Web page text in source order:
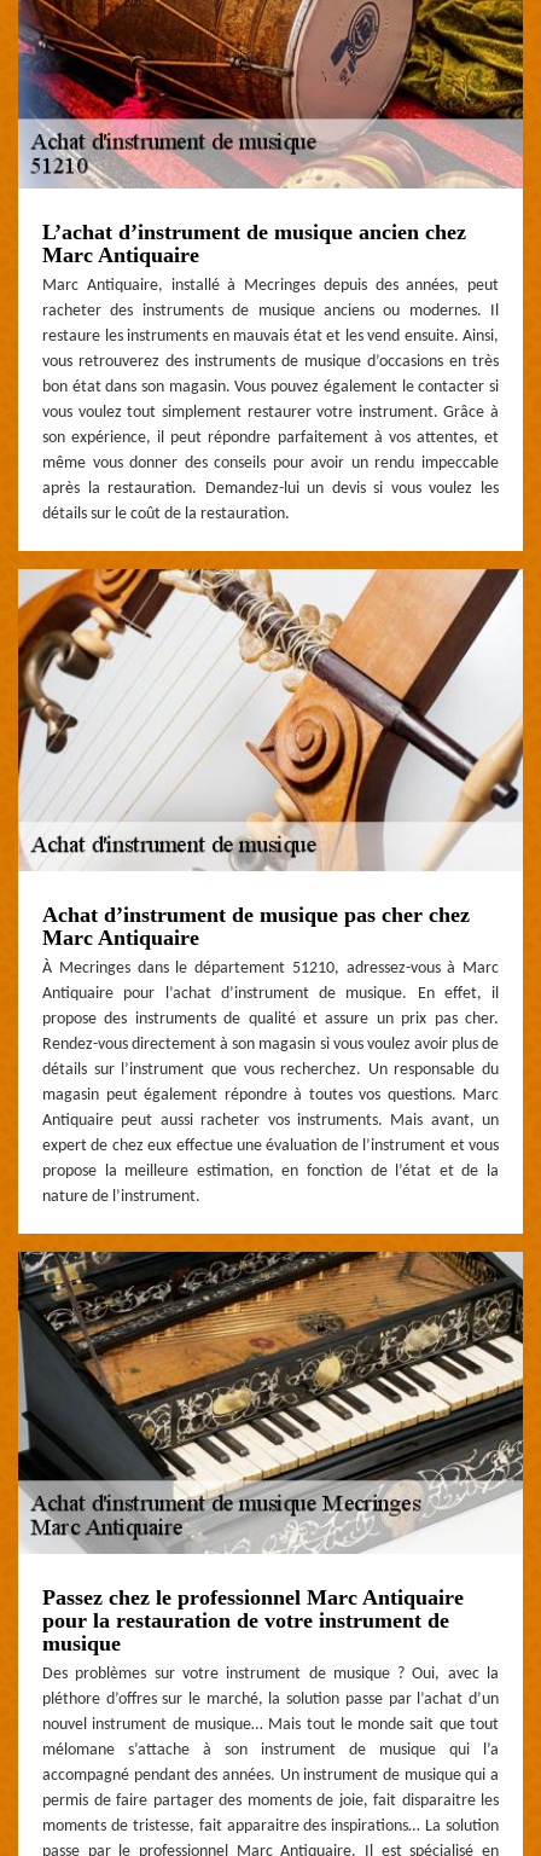
L’achat d’instrument de musique ancien chez
Marc Antiquaire
Marc Antiquaire, installé à Mecringes depuis des années, peut
racheter des instruments de musique anciens ou modernes. Il
restaure les instruments en mauvais état et les vend ensuite. Ainsi,
vous retrouverez des instruments de musique d’occasions en très
bon état dans son magasin. Vous pouvez également le contacter si
vous voulez tout simplement restaurer votre instrument. Grâce à
son expérience, il peut répondre parfaitement à vos attentes, et
même vous donner des conseils pour avoir un rendu impeccable
après la restauration. Demandez-lui un devis si vous voulez les
détails sur le coût de la restauration.
Achat d’instrument de musique pas cher chez
Marc Antiquaire
À Mecringes dans le département 51210, adressez-vous à Marc
Antiquaire pour l’achat d’instrument de musique. En effet, il
propose des instruments de qualité et assure un prix pas cher.
Rendez-vous directement à son magasin si vous voulez avoir plus de
détails sur l’instrument que vous recherchez. Un responsable du
magasin peut également répondre à toutes vos questions. Marc
Antiquaire peut aussi racheter vos instruments. Mais avant, un
expert de chez eux effectue une évaluation de l’instrument et vous
propose la meilleure estimation, en fonction de l’état et de la
nature de l’instrument.
Passez chez le professionnel Marc Antiquaire
pour la restauration de votre instrument de
musique
Des problèmes sur votre instrument de musique ? Oui, avec la
pléthore d’offres sur le marché, la solution passe par l’achat d’un
nouvel instrument de musique… Mais tout le monde sait que tout
mélomane s’attache à son instrument de musique qui l’a
accompagné pendant des années. Un instrument de musique qui a
permis de faire partager des moments de joie, fait disparaitre les
moments de tristesse, fait apparaitre des inspirations… La solution
passe par le professionnel Marc Antiquaire. Il est spécialisé en